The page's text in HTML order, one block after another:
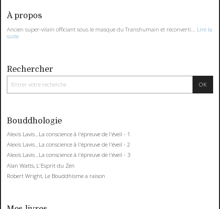
À propos
Ancien super-vilain officiant sous le masque du Transhumain et reconverti...
Lire la
suite
Rechercher
Bouddhologie
Alexis Lavis , La conscience à l'épreuve de l'éveil - 1
Alexis Lavis , La conscience à l'épreuve de l'éveil - 2
Alexis Lavis , La conscience à l'épreuve de l'éveil - 3
Alan Watts, L'Esprit du Zen
Robert Wright, Le Bouddhisme a raison